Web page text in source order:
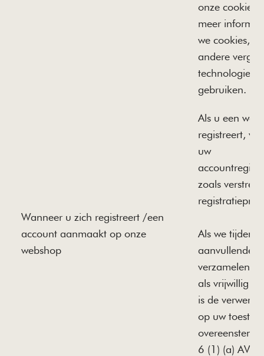
onze cookie-
meer
we cookies,
andere
technologieën
gebruiken.
Wanneer u zich registreert /een
account aanmaakt op onze
webshop
Als u een
registreert,
uw
zoals
Als we tijdens
aanvullende
verzamelen,
als vrijwillig
is de
op uw
6 (1) (a) AVG.